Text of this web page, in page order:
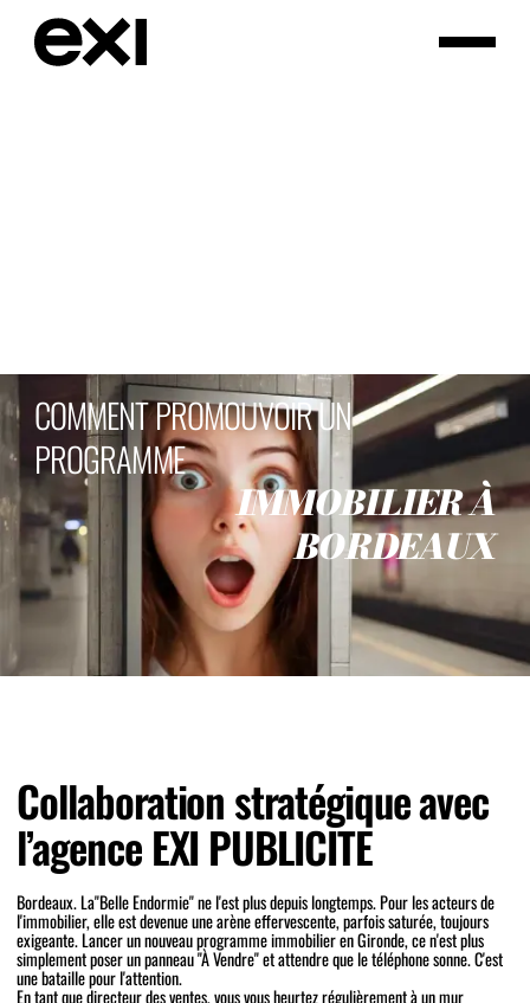
COMMENTPROMOUVOIRUN
PROGRAMME
IMMOBILIERÀ
BORDEAUX
Collaboration stratégique avec
l’agence EXI PUBLICITE
Bordeaux. La"Belle Endormie" ne l'est plus depuis longtemps. Pour les acteurs de
l'immobilier, elle est devenue une arène effervescente, parfois saturée, toujours
exigeante. Lancer un nouveau programme immobilier en Gironde, ce n'est plus
simplement poser un panneau "À Vendre" et attendre que le téléphone sonne. C'est
une bataille pour l'attention.
En tant que directeur des ventes, vous vous heurtez régulièrement à un mur